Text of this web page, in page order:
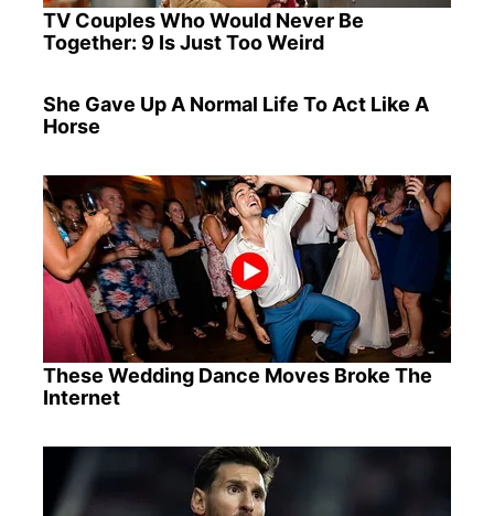
TV Couples Who Would Never Be
Together: 9 Is Just Too Weird
She Gave Up A Normal Life To Act Like A
Horse
These Wedding Dance Moves Broke The
Internet